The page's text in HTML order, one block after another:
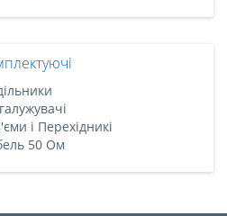
і Перехідникі
50 Ом